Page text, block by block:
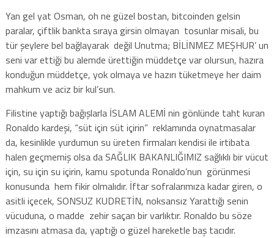
Yan gel yat Osman, oh ne güzel bostan, bitcoinden gelsin
paralar, çiftlik bankta sıraya girsin olmayan tosunlar misali, bu
tür şeylere bel bağlayarak değil Unutma; BİLİNMEZ MEŞHUR’ un
seni var ettiği bu alemde ürettiğin müddetçe var olursun, hazıra
konduğun müddetçe, yok olmaya ve hazırı tüketmeye her daim
mahkum ve aciz bir kul’sun.
Filistine yaptığı bağışlarla İSLAM ALEMİ nin gönlünde taht kuran
Ronaldo kardeşi, “süt için süt içirin” reklamında oynatmasalar
da, kesinlikle yurdumun su üreten firmaları kendisi ile irtibata
halen geçmemiş olsa da SAĞLIK BAKANLIĞIMIZ sağlıklı bir vücut
için, su için su içirin, kamu spotunda Ronaldo’nun görünmesi
konusunda hem fikir olmalıdır. İftar sofralarımıza kadar giren, o
asitli içecek, SONSUZ KUDRETİN, noksansız Yarattığı senin
vücuduna, o madde zehir saçan bir varlıktır. Ronaldo bu söze
imzasını atmasa da, yaptığı o güzel hareketle baş tacıdır.